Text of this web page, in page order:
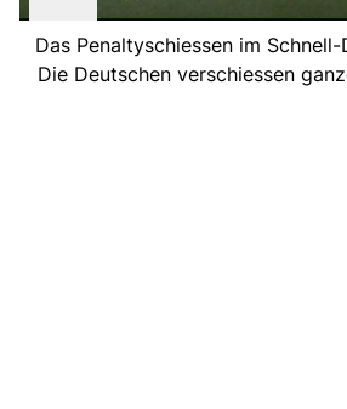
Das Penaltyschiessen im
Die Deutschen verschiessen